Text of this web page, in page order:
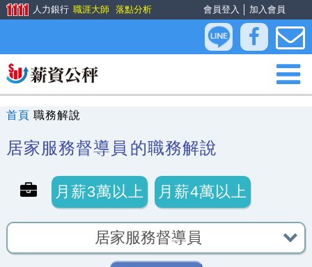
會員登入 加入會員
人力銀行 職涯大師 落點分析
首頁 職務解說
居家服務督導員 的職務解說
月薪3萬以上 月薪4萬以上